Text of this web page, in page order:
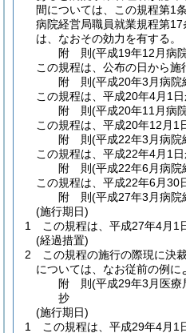
間については、この規程第1
病院経営局職員就業規程第
は、なおその効力を有する。
附 則(平成19年12月病
この規程は、公布の日から施
附 則(平成20年3月病院
この規程は、平成20年4月1日
附 則(平成20年11月病
この規程は、平成20年12月1
附 則(平成22年3月病院
この規程は、平成22年4月1日
附 則(平成22年6月病院
この規程は、平成22年6月30
附 則(平成27年3月病院
(施行期日)
1
この規程は、平成27年4月1
(経過措置)
2
この規程の施行の際現に決
については、なお従前の例に
附 則(平成29年3月 医療
抄
(施行期日)
1
この規程は、平成29年4月1